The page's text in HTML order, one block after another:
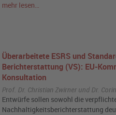
mehr lesen…
Überarbeitete ESRS und
Berichterstattung (VS): EU-
Konsultation
Prof. Dr. Christian Zwirner und Dr.
Entwürfe sollen sowohl die
Nachhaltigkeitsberichterstattung